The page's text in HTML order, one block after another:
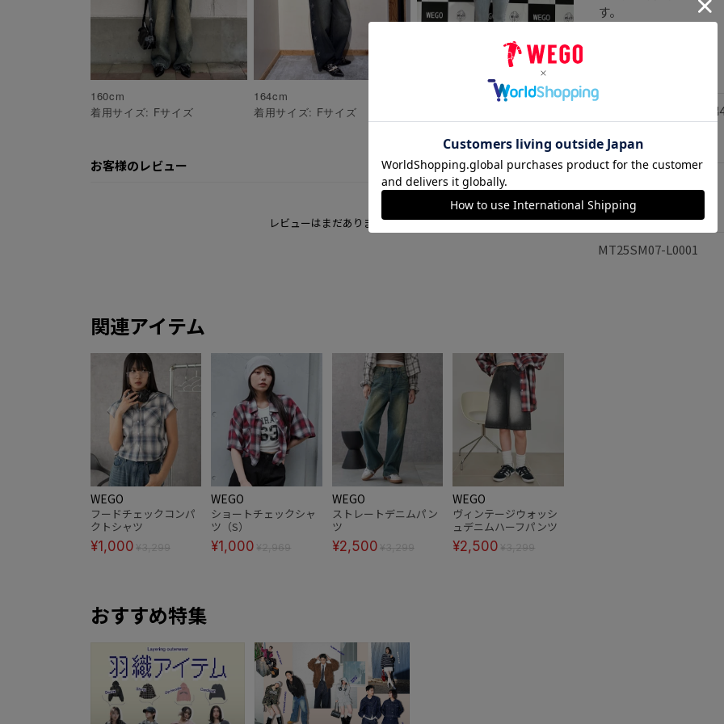
160cm
着用サイズ: Fサイズ
164cm
着用サイズ: Fサイズ
お客様のレビュー
レビューはまだありません
関連アイテム
WEGO
フードチェックコンパ
クトシャツ
¥1,000 ¥3,299
WEGO
ショートチェックシャ
ツ（S）
¥1,000 ¥2,969
WEGO
ストレートデニムパン
ツ
¥2,500 ¥3,299
WEGO
ヴィンテージウォッシ
ュデニムハーフパンツ
¥2,500 ¥3,299
おすすめ特集
す。
ポリエステル60% 綿
原産国
品番
MT25SM07-L0001